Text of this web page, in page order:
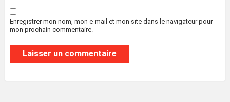
Enregistrer mon nom, mon e-mail et mon site dans le navigateur pour
mon prochain commentaire.